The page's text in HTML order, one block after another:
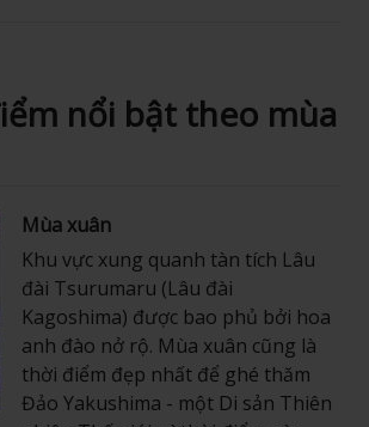
nổi bật theo mùa
Mùa xuân
Khu vực xung quanh tàn tích Lâu
đài Tsurumaru (Lâu đài
Kagoshima) được bao phủ bởi hoa
anh đào nở rộ. Mùa xuân cũng là
thời điểm đẹp nhất để ghé thăm
Đảo Yakushima - một Di sản Thiên